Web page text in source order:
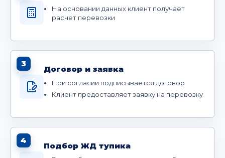
На основании данных клиент получает
расчет перевозки
3
Договор и заявка
При согласии подписывается договор
Клиент предоставляет заявку на перевозку
4
Подбор ЖД тупика